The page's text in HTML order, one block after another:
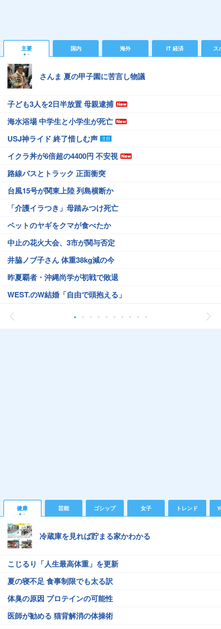
主要 国内 海外 IT 経済 ス
さんま 夏の甲子園に苦言し物議
子ども3人を2日半放置 母親逮捕
海水浴場 中学生と小学生が死亡
USJ神ライド 終了惜しむ声
イクラ丼が6倍超の4400円 不安視
路線バスとトラック 正面衝突
台風15号が関東上陸 列島横断か
「介護イラつき」母踏みつけ死亡
ペットのヤギをクマが食べたか
中止の花火大会、3市が関与否定
井脇ノブ子さん 体重38kg減の今
昨夏覇者・沖縄尚学が初戦で敗退
WEST.のW結婚「自由で頭抱える」
健康 芸能 ゴシップ 女子 トレンド
冷蔵庫を見れば貯まる家かわかる
こじるり「人生最高体重」を更新
夏の寝不足 食事制限でも太る訳
体臭の原因 プロテインの可能性
医師が勧める 猫背解消の体操術